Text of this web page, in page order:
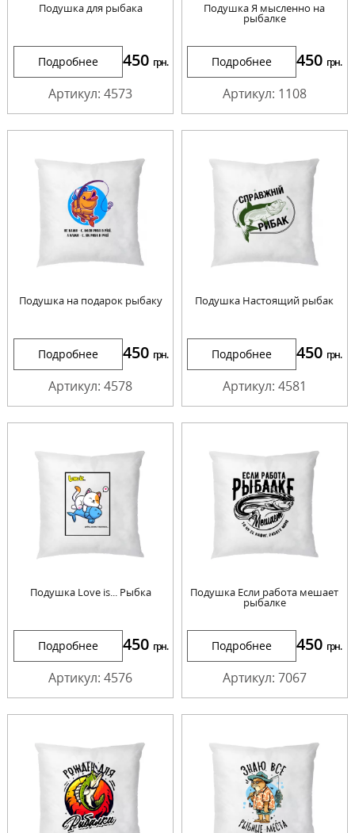
Подушка для рыбака
Подробнее 450 грн.
Артикул: 4573
Подушка Я мысленно на
рыбалке
Подробнее 450 грн.
Артикул: 1108
Подушка на подарок рыбаку
Подробнее 450 грн.
Артикул: 4578
Подушка Настоящий рыбак
Подробнее 450 грн.
Артикул: 4581
Подушка Love is... Рыбка
Подробнее 450 грн.
Артикул: 4576
Подушка Если работа мешает
рыбалке
Подробнее 450 грн.
Артикул: 7067